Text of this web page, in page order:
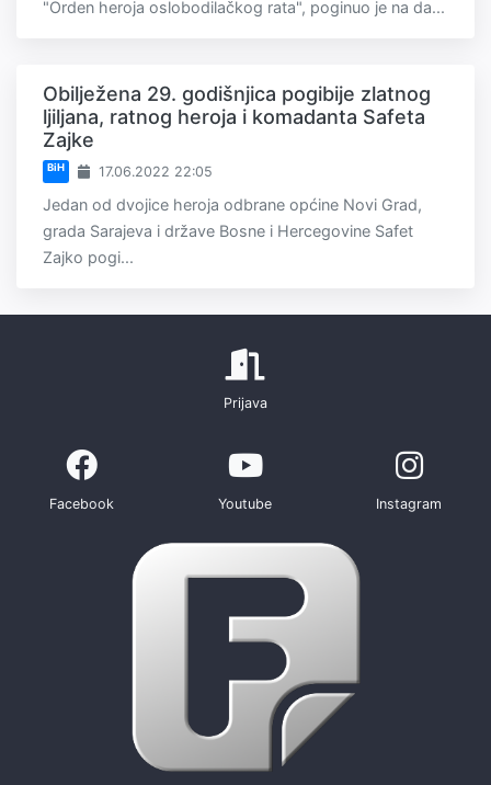
"Orden heroja oslobodilačkog rata", poginuo je na da...
Obilježena 29. godišnjica pogibije zlatnog
ljiljana, ratnog heroja i komadanta Safeta
Zajke
BiH 17.06.2022 22:05
Jedan od dvojice heroja odbrane općine Novi Grad,
grada Sarajeva i države Bosne i Hercegovine Safet
Zajko pogi...
Prijava
Facebook Youtube Instagram